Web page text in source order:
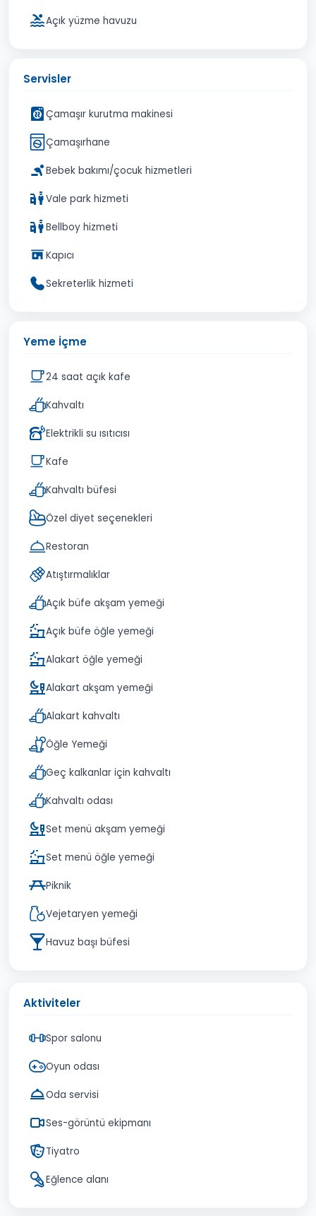
Açık yüzme havuzu
Servisler
Çamaşır kurutma makinesi
Çamaşırhane
Bebek bakımı/çocuk hizmetleri
Vale park hizmeti
Bellboy hizmeti
Kapıcı
Sekreterlik hizmeti
Yeme İçme
24 saat açık kafe
Kahvaltı
Elektrikli su ısıtıcısı
Kafe
Kahvaltı büfesi
Özel diyet seçenekleri
Restoran
Atıştırmalıklar
Açık büfe akşam yemeği
Açık büfe öğle yemeği
Alakart öğle yemeği
Alakart akşam yemeği
Alakart kahvaltı
Öğle Yemeği
Geç kalkanlar için kahvaltı
Kahvaltı odası
Set menü akşam yemeği
Set menü öğle yemeği
Piknik
Vejetaryen yemeği
Havuz başı büfesi
Aktiviteler
Spor salonu
Oyun odası
Oda servisi
Ses-görüntü ekipmanı
Tiyatro
Eğlence alanı